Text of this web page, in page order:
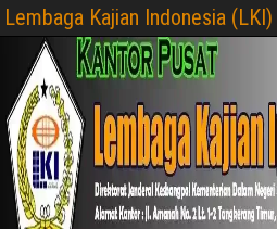
Lembaga Kajian Indonesia (LKI)